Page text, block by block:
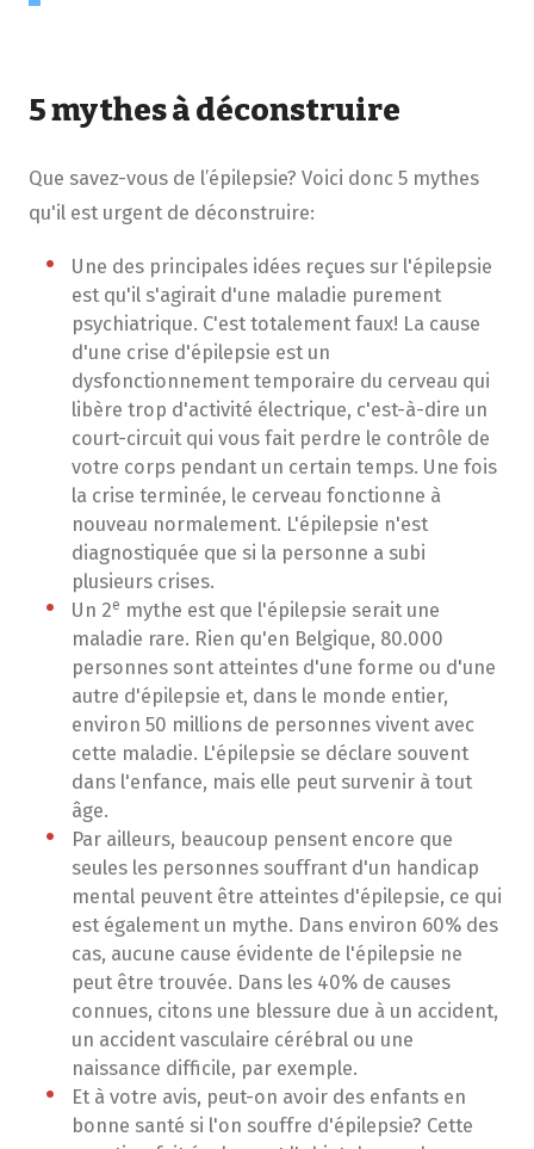
5 mythes à déconstruire
Que savez-vous de l’épilepsie? Voici donc 5 mythes
qu'il est urgent de déconstruire:
Une des principales idées reçues sur l'épilepsie
est qu'il s'agirait d'une maladie purement
psychiatrique. C'est totalement faux! La cause
d'une crise d'épilepsie est un
dysfonctionnement temporaire du cerveau qui
libère trop d'activité électrique, c'est-à-dire un
court-circuit qui vous fait perdre le contrôle de
votre corps pendant un certain temps. Une fois
la crise terminée, le cerveau fonctionne à
nouveau normalement. L'épilepsie n'est
diagnostiquée que si la personne a subi
plusieurs crises.
Un 2e mythe est que l'épilepsie serait une
maladie rare. Rien qu'en Belgique, 80.000
personnes sont atteintes d'une forme ou d'une
autre d'épilepsie et, dans le monde entier,
environ 50 millions de personnes vivent avec
cette maladie. L'épilepsie se déclare souvent
dans l'enfance, mais elle peut survenir à tout
âge.
Par ailleurs, beaucoup pensent encore que
seules les personnes souffrant d'un handicap
mental peuvent être atteintes d'épilepsie, ce qui
est également un mythe. Dans environ 60% des
cas, aucune cause évidente de l'épilepsie ne
peut être trouvée. Dans les 40% de causes
connues, citons une blessure due à un accident,
un accident vasculaire cérébral ou une
naissance difficile, par exemple.
Et à votre avis, peut-on avoir des enfants en
bonne santé si l'on souffre d'épilepsie? Cette